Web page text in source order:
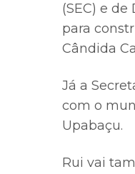
(SEC) e
para
Cândida
Já a
com o
Upabaçu.
Rui vai